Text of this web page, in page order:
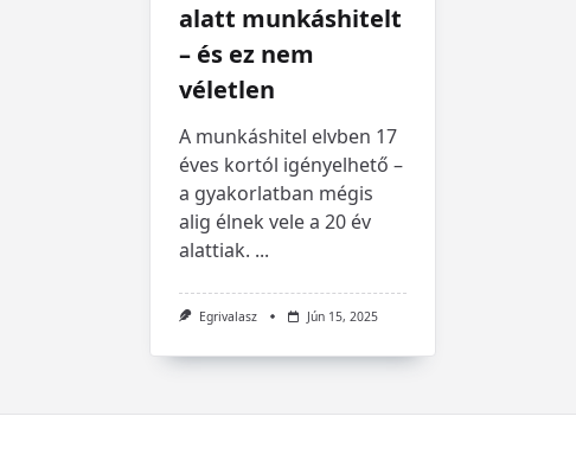
alatt munkáshitelt
– és ez nem
véletlen
A munkáshitel elvben 17
éves kortól igényelhető –
a gyakorlatban mégis
alig élnek vele a 20 év
alattiak. ...
Egrivalasz Jún 15, 2025